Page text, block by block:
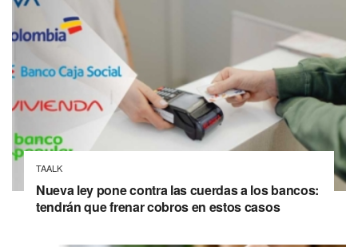
TAALK
Nueva ley pone contra las cuerdas a los bancos:
tendrán que frenar cobros en estos casos